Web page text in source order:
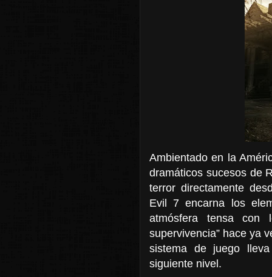
Ambientado en la
dramáticos sucesos de
terror directamente
Evil 7 encarna los
atmósfera tensa
supervivencia” hace ya
sistema de juego
siguiente nivel.